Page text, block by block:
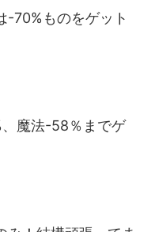
-70%ものをゲット
魔法-58％までゲ